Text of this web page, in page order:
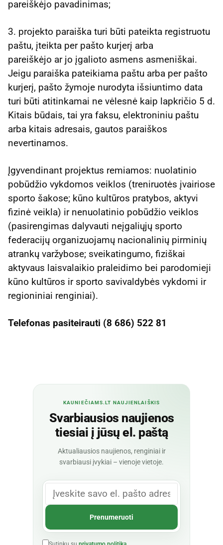
pareiškėjo pavadinimas;
3. projekto paraiška turi būti pateikta registruotu
paštu, įteikta per pašto kurjerį arba
pareiškėjo ar jo įgalioto asmens asmeniškai.
Jeigu paraiška pateikiama paštu arba per pašto
kurjerį, pašto žymoje nurodyta išsiuntimo data
turi būti atitinkamai ne vėlesnė kaip lapkričio 5 d.
Kitais būdais, tai yra faksu, elektroniniu paštu
arba kitais adresais, gautos paraiškos
nevertinamos.
Įgyvendinant projektus remiamos: nuolatinio
pobūdžio vykdomos veiklos (treniruotės įvairiose
sporto šakose; kūno kultūros pratybos, aktyvi
fizinė veikla) ir nenuolatinio pobūdžio veiklos
(pasirengimas dalyvauti neįgaliųjų sporto
federacijų organizuojamų nacionalinių pirminių
atrankų varžybose; sveikatingumo, fiziškai
aktyvaus laisvalaikio praleidimo bei parodomieji
kūno kultūros ir sporto savivaldybės vykdomi ir
regioniniai renginiai).
Telefonas pasiteirauti (8 686) 522 81
KAUNIEČIAMS.LT NAUJIENLAIŠKIS
Svarbiausios naujienos
tiesiai į jūsų el. paštą
Aktualiausios naujienos, renginiai ir
svarbiausi įvykiai – vienoje vietoje.